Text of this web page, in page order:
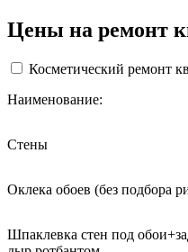
Цены на ремонт
Косметический ремонт
Наименование:
Стены
Оклека обоев (без подбора
Шпаклевка стен под